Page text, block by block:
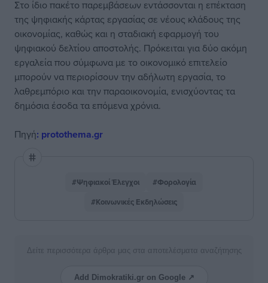
Στο ίδιο πακέτο παρεμβάσεων εντάσσονται η επέκταση
της ψηφιακής κάρτας εργασίας σε νέους κλάδους της
οικονομίας, καθώς και η σταδιακή εφαρμογή του
ψηφιακού δελτίου αποστολής. Πρόκειται για δύο ακόμη
εργαλεία που σύμφωνα με το οικονομικό επιτελείο
μπορούν να περιορίσουν την αδήλωτη εργασία, το
λαθρεμπόριο και την παραοικονομία, ενισχύοντας τα
δημόσια έσοδα τα επόμενα χρόνια.
Πηγή: protothema.gr
#Ψηφιακοί Έλεγχοι
#Φορολογία
#Κοινωνικές Εκδηλώσεις
Δείτε περισσότερα άρθρα μας στα αποτελέσματα αναζήτησης
Add Dimokratiki.gr on Google ↗